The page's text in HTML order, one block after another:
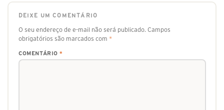
DEIXE UM COMENTÁRIO
O seu endereço de e-mail não será publicado. Campos
obrigatórios são marcados com *
COMENTÁRIO *